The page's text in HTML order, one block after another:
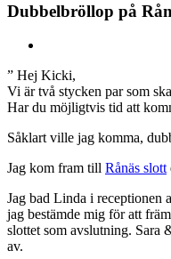
Dubbelbröllop på
Image
” Hej Kicki,
Vi är två stycken par som
Har du möjligtvis tid att
Såklart ville jag komma,
Jag kom fram till Rånäs slott
Jag bad Linda i receptionen
jag bestämde mig för att
slottet som avslutning. Sara
av.